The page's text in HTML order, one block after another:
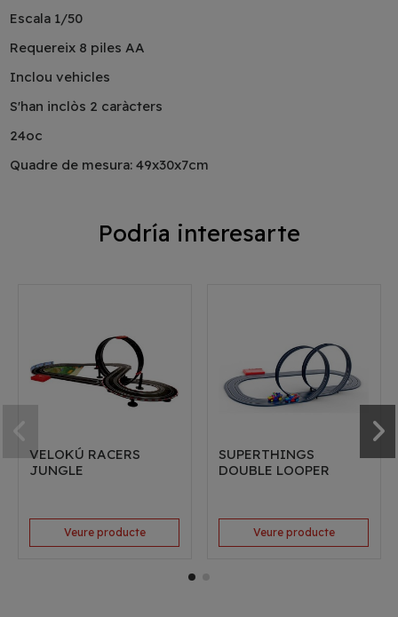
Escala 1/50
Requereix 8 piles AA
Inclou vehicles
S'han inclòs 2 caràcters
24oc
Quadre de mesura: 49x30x7cm
Podría interesarte
VELOKÚ RACERS
JUNGLE
Veure producte
SUPERTHINGS
DOUBLE LOOPER
Veure producte